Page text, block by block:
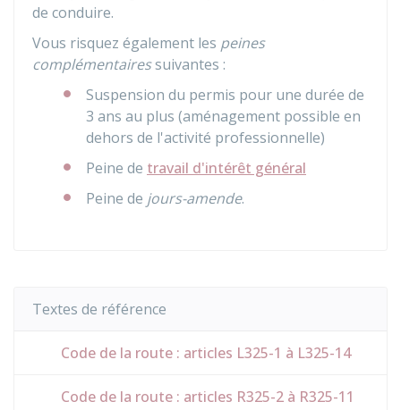
de conduire.
Vous risquez également les peines
complémentairessuivantes :
Suspension du permis pour une durée de
3 ans au plus (aménagement possible en
dehors de l'activité professionnelle)
Peine de travail d'intérêt général
Peine de jours-amende.
Textes de référence
Code de la route : articles L325-1 à L325-14
Code de la route : articles R325-2 à R325-11